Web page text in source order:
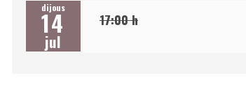
dijous
14
jul
17:00 h